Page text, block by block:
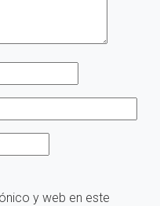
y web en este